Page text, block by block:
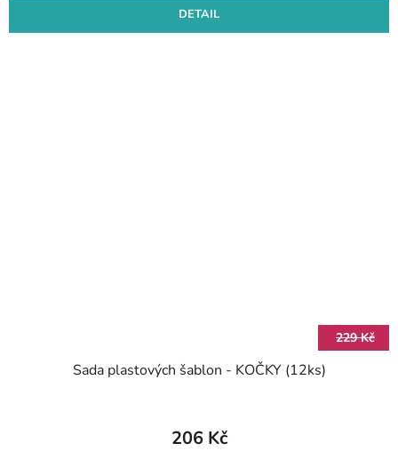
DETAIL
229 Kč
Sada plastových šablon - KOČKY (12ks)
206 Kč